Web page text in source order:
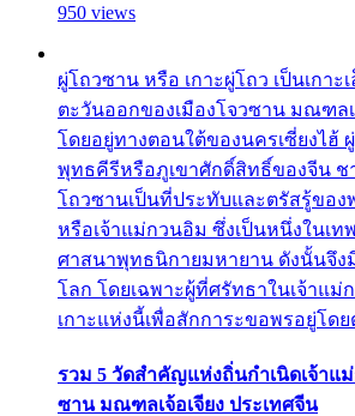
950 views
ผู่โถวซาน หรือ เกาะผู่โถว เป็นเกาะ
ตะวันออกของเมืองโจวซาน มณฑลเ
โดยอยู่ทางตอนใต้ของนครเซี่ยงไฮ้
พุทธคีรีหรือภูเขาศักดิ์สิทธิ์ของจีน ช
โถวซานเป็นที่ประทับและตรัสรู้ขอ
หรือเจ้าแม่กวนอิม ซึ่งเป็นหนึ่งในเ
ศาสนาพุทธนิกายมหายาน ดังนั้นจึง
โลก โดยเฉพาะผู้ที่ศรัทธาในเจ้าแม่
เกาะแห่งนี้เพื่อสักการะขอพรอยู่โด
รวม 5 วัดสำคัญแห่งถิ่นกำเนิดเจ้าแ
ซาน มณฑลเจ้อเจียง ประเทศจีน